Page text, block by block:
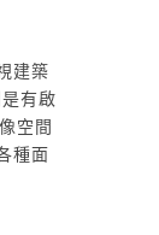
建築
有啟
空間
種面